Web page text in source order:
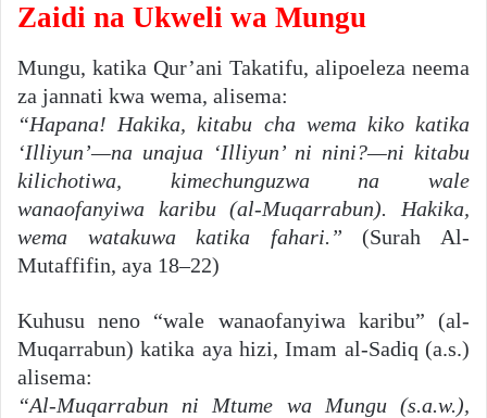
Zaidi na Ukweli wa Mungu
Mungu, katika Qur’ani Takatifu, alipoeleza neema
za jannati kwa wema, alisema:
“Hapana! Hakika, kitabu cha wema kiko katika
‘Illiyun’—na unajua ‘Illiyun’ ni nini?—ni kitabu
kilichotiwa, kimechunguzwa na wale
wanaofanyiwa karibu (al-Muqarrabun). Hakika,
wema watakuwa katika fahari.” (Surah Al-
Mutaffifin, aya 18–22)
Kuhusu neno “wale wanaofanyiwa karibu” (al-
Muqarrabun) katika aya hizi, Imam al-Sadiq (a.s.)
alisema:
“Al-Muqarrabun ni Mtume wa Mungu (s.a.w.),